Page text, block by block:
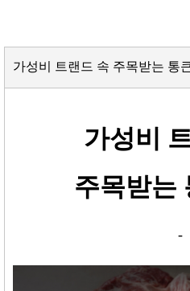
가성비 트랜드 속 주목받는 통
가성비
주목받는
-